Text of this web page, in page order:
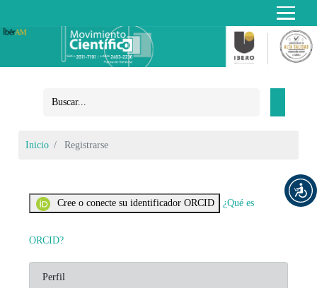
Inicio Registrarse
Cree o conecte su identificador ORCID ¿Qué es
ORCID?
Perfil